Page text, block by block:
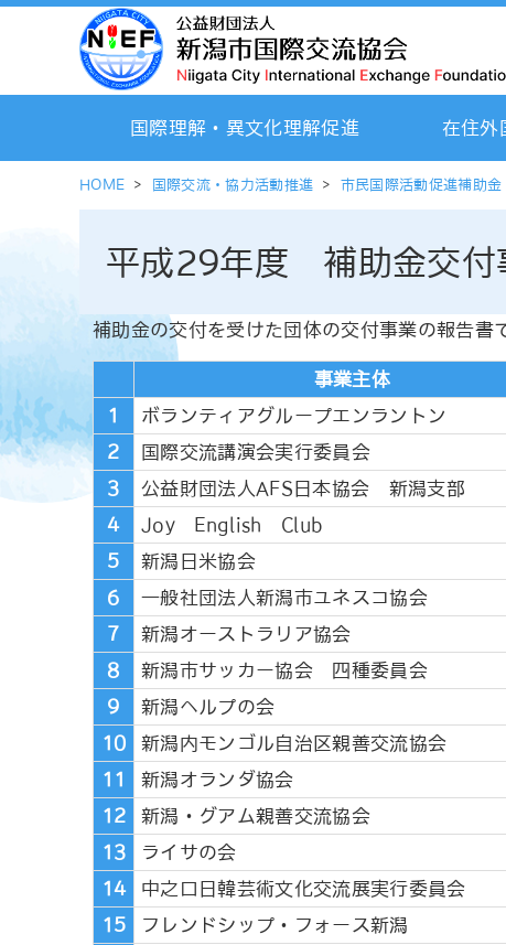
国際理解・異文化理解促進 在住外
HOME > 国際交流・協力活動推進 > 市民国際活動促進補助金
平成29年度 補助金交付
補助金の交付を受けた団体の交付事業の報告書
事業主体
1 ボランティアグループエンラントン
2 国際交流講演会実行委員会
3 公益財団法人AFS日本協会 新潟支部
4 Joy English Club
5 新潟日米協会
6 一般社団法人新潟市ユネスコ協会
7 新潟オーストラリア協会
8 新潟市サッカー協会 四種委員会
9 新潟ヘルプの会
10 新潟内モンゴル自治区親善交流協会
11 新潟オランダ協会
12 新潟・グアム親善交流協会
13 ライサの会
14 中之口日韓芸術文化交流展実行委員会
15 フレンドシップ・フォース新潟